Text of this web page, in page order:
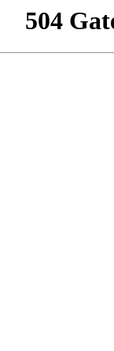
504